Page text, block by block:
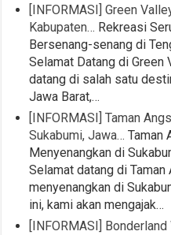
[INFORMASI] Green
Kabupaten… Rekreasi
Bersenang-senang di
Selamat Datang di Green
datang di salah satu
Jawa Barat,…
[INFORMASI] Taman
Sukabumi, Jawa… Taman
Menyenangkan di
Selamat datang di
menyenangkan di
ini, kami akan mengajak…
[INFORMASI]